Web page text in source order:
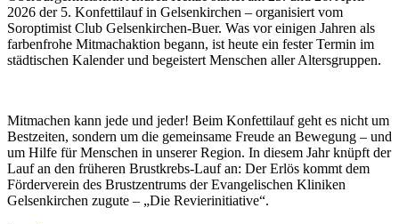
2026 der 5. Konfettilauf in Gelsenkirchen – organisiert vom
Soroptimist Club Gelsenkirchen‑Buer. Was vor einigen Jahren als
farbenfrohe Mitmachaktion begann, ist heute ein fester Termin im
städtischen Kalender und begeistert Menschen aller Altersgruppen.
Mitmachen kann jede und jeder! Beim Konfettilauf geht es nicht um
Bestzeiten, sondern um die gemeinsame Freude an Bewegung – und
um Hilfe für Menschen in unserer Region. In diesem Jahr knüpft der
Lauf an den früheren Brustkrebs-Lauf an: Der Erlös kommt dem
Förderverein des Brustzentrums der Evangelischen Kliniken
Gelsenkirchen zugute – „Die Revierinitiative“.